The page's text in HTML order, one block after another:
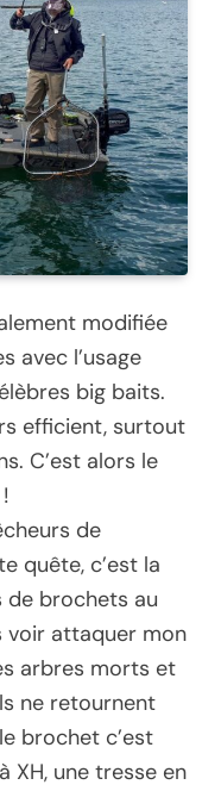
modifiée
avec l’usage
big baits.
efficient, surtout
C’est alors le
de
quête, c’est la
de brochets au
voir attaquer mon
arbres morts et
ne retournent
brochet c’est
XH, une tresse en